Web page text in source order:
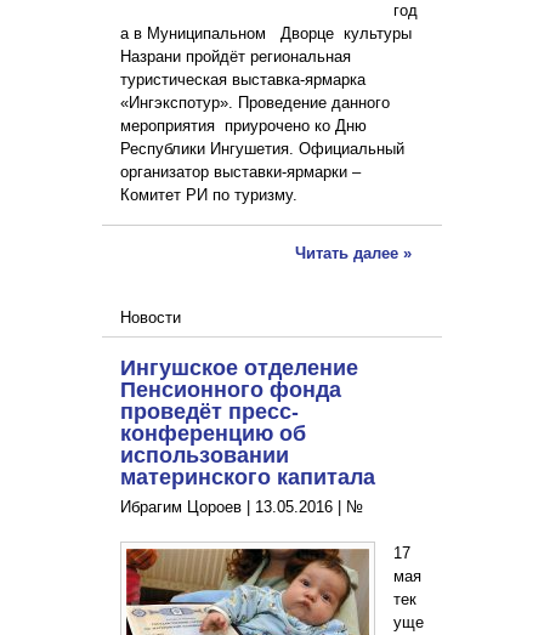
год
а в Муниципальном Дворце культуры
Назрани пройдёт региональная
туристическая выставка-ярмарка
«Ингэкспотур». Проведение данного
мероприятия приурочено ко Дню
Республики Ингушетия. Официальный
организатор выставки-ярмарки –
Комитет РИ по туризму.
Читать далее »
Новости
Ингушское отделение
Пенсионного фонда
проведёт пресс-
конференцию об
использовании
материнского капитала
Ибрагим Цороев | 13.05.2016 №
17
мая
тек
уще